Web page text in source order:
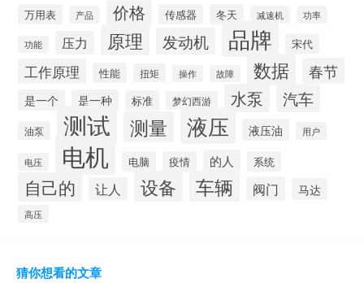
万用表 产品 价格 传感器 冬天 减速机 功率
功能 压力 原理 发动机 品牌 宋代
工作原理 性能 扭矩 操作 故障 数据 春节
是一个 是一种 标准 梦幻西游 水泵 汽车
油泵 测试 测量 液压 液压油 用户
电压 电机 电脑 疫情 的人 系统
自己的 让人 设备 车辆 阀门 马达
高压
猜你想看的文章